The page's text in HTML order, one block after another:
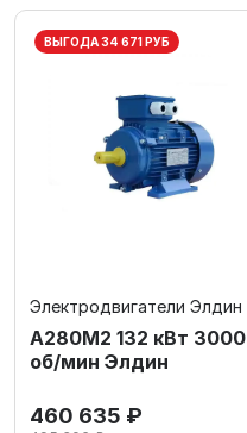
ВЫГОДА 34 671 РУБ
Электродвигатели Элдин
А280М2 132 кВт 3000
об/мин Элдин
460 635 ₽